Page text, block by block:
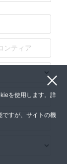
を使用します。詳
ですが、サイトの機